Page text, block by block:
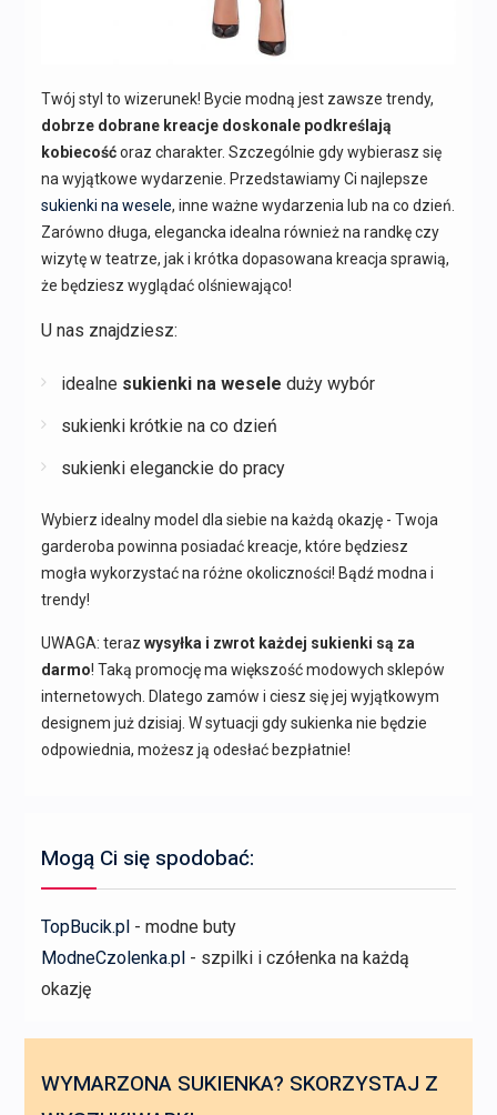
Twój styl to wizerunek! Bycie modną jest zawsze trendy,
dobrze dobrane kreacje doskonale podkreślają
kobiecośćoraz charakter. Szczególnie gdy wybierasz się
na wyjątkowe wydarzenie. Przedstawiamy Ci najlepsze
sukienki na wesele, inne ważne wydarzenia lub na co dzień.
Zarówno długa, elegancka idealna również na randkę czy
wizytę w teatrze, jak i krótka dopasowana kreacja sprawią,
że będziesz wyglądać olśniewająco!
U nas znajdziesz:
idealne sukienki na wesele duży wybór
sukienki krótkie na co dzień
sukienki eleganckie do pracy
Wybierz idealny model dla siebie na każdą okazję - Twoja
garderoba powinna posiadać kreacje, które będziesz
mogła wykorzystać na różne okoliczności! Bądź modna i
trendy!
UWAGA: teraz wysyłka i zwrot każdej sukienki są za
darmo! Taką promocję ma większość modowych sklepów
internetowych. Dlatego zamów i ciesz się jej wyjątkowym
designem już dzisiaj. W sytuacji gdy sukienka nie będzie
odpowiednia, możesz ją odesłać bezpłatnie!
Mogą Ci się spodobać:
TopBucik.pl- modne buty
ModneCzolenka.pl- szpilki i czółenka na każdą
okazję
WYMARZONA SUKIENKA? SKORZYSTAJ Z